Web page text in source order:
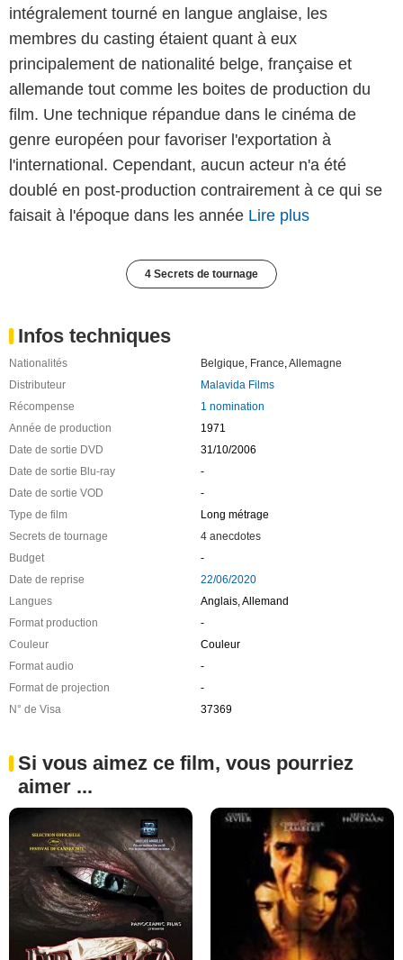
intégralement tourné en langue anglaise, les
membres du casting étaient quant à eux
principalement de nationalité belge, française et
allemande tout comme les boites de production du
film. Une technique répandue dans le cinéma de
genre européen pour favoriser l'exportation à
l'international. Cependant, aucun acteur n'a été
doublé en post-production contrairement à ce qui se
faisait à l'époque dans les année Lire plus
4 Secrets de tournage
Infos techniques
Nationalités Belgique, France,Allemagne
Distributeur
Malavida Films
Récompense
1 nomination
Année de production
1971
Date de sortie DVD
31/10/2006
Date de sortie Blu-ray
-
Date de sortie VOD
-
Type de film
Long métrage
Secrets de tournage
4 anecdotes
Budget
-
Date de reprise
22/06/2020
Langues
Anglais, Allemand
Format production
-
Couleur
Couleur
Format audio
-
Format de projection
-
N° de Visa
37369
Si vous aimez ce film, vous pourriez
aimer ...